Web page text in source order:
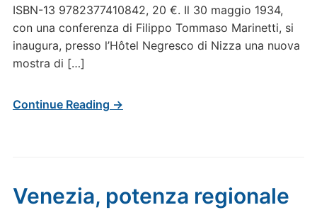
ISBN-13 9782377410842, 20 €. Il 30 maggio 1934,
con una conferenza di Filippo Tommaso Marinetti, si
inaugura, presso l’Hôtel Negresco di Nizza una nuova
mostra di […]
Continue Reading →
Venezia, potenza regionale